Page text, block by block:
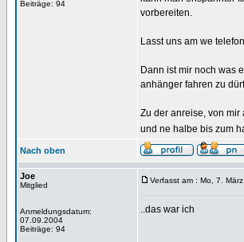
Beiträge: 94
vorbereiten.
Lasst uns am we
Dann ist mir noch was
anhänger fahren zu
Zu der anreise, von
und ne halbe bis zum
Nach oben
Joe
Mitglied
Anmeldungsdatum:
07.09.2004
Beiträge: 94
Verfasst am : Mo, 7.
..das war ich